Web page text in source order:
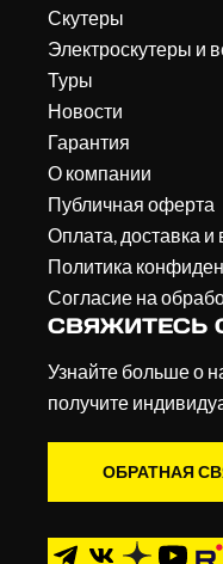
Скутеры
Электроскутеры и
Туры
Новости
Гарантия
О компании
Публичная оферта
Оплата, доставка и
Политика
Согласие на
СВЯЖИТЕСЬ
Узнайте больше о
получите
ОБРАТНАЯ